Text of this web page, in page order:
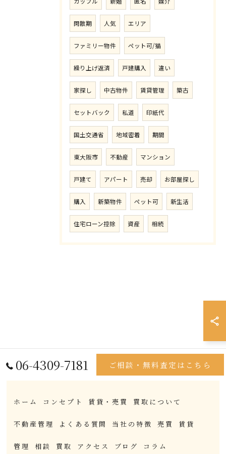
閑散期 人気 エリア
ファミリー物件 ペット可/猫
繰り上げ返済 戸建購入 違い
家探し 中古物件 賃貸管理 築古
セットバック 私道 印紙代
国土交通省 地域密着 期間
東大阪市 不動産 マンション
戸建て アパート 売却 お部屋探し
購入 新築物件 ペット可 新生活
住宅ローン控除 資産 相続
06-4309-7181 ご相談・無料査定はこちら
ホーム コンセプト 賃貸・売買 買取について
不動産管理 よくある質問 当社の特徴 売買 賃貸
管理 相談 買取 アクセス ブログ コラム